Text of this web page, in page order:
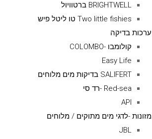
BRIGHTWELL ברטוויול
Two little fishies טו ליטל פיש
ערכות בדיקה
קולומבו -COLOMBO
Easy Life
SALIFERT בדיקות מים מלוחים
Red-sea -רד סי
API
מזונות -לדגי מים מתוקים / מלוחים
JBL